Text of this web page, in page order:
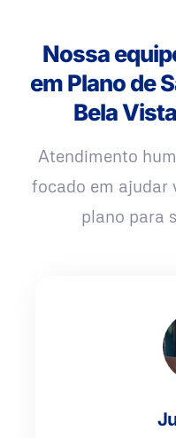
Nossa
em Plano de
Bela
Atendimento
focado em ajudar
plano para